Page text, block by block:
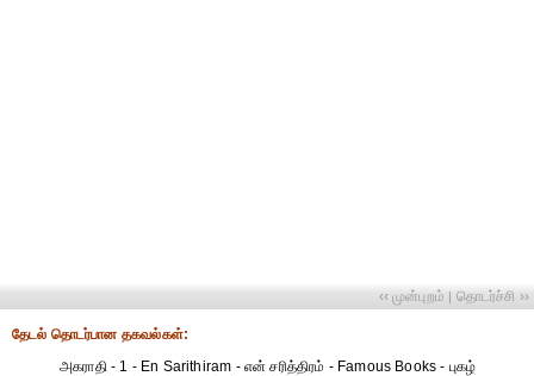
‹‹ முன்புறம் | தொடர்ச்சி ››
தேட‌ல் தொட‌ர்பான தகவ‌ல்க‌ள்:
அகராதி - 1 - En Sarithiram - என் சரித்திரம் - Famous Books - புகழ்